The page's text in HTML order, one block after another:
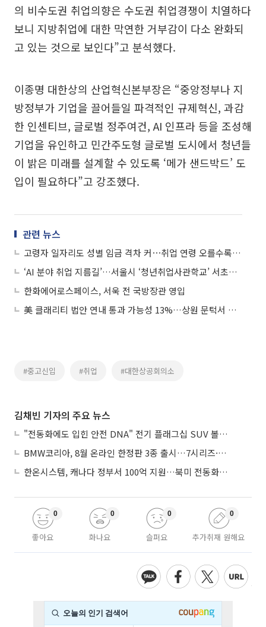
의 비수도권 취업의향은 수도권 취업경쟁이 치열하다
보니 지방취업에 대한 막연한 거부감이 다소 완화되
고 있는 것으로 보인다”고 분석했다.
이종명 대한상의 산업혁신본부장은 “중앙정부나 지
방정부가 기업을 끌어들일 파격적인 규제혁신, 과감
한 인센티브, 글로벌 정주여건, AI 인프라 등을 조성해
기업을 유인하고 민간주도형 글로벌 도시에서 청년들
이 밝은 미래를 설계할 수 있도록 ‘메가 샌드박드’ 도
입이 필요하다”고 강조했다.
관련 뉴스
고령자 일자리도 성별 임금 격차 커⋯취업 연령 오를수록 '하향 평준화'
‘AI 분야 취업 지름길’…서울시 ‘청년취업사관학교’ 서초캠 문 연다
한화에어로스페이스, 서욱 전 국방장관 영입
美 클래리티 법안 연내 통과 가능성 13%…상원 문턱서 제동
#중고신입 #취업 #대한상공회의소
김채빈 기자의 주요 뉴스
"전동화에도 입힌 안전 DNA" 전기 플래그십 SUV 볼보 'EX90'
BMW코리아, 8월 온라인 한정판 3종 출시…7시리즈·X7·M340i 투어링
한온시스템, 캐나다 정부서 100억 지원…북미 전동화 시장 가속
좋아요
0
화나요
0
슬퍼요
0
추가취재 원해요
0